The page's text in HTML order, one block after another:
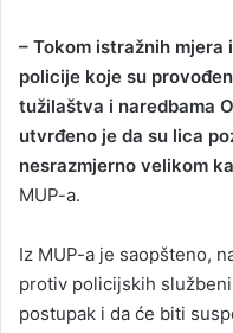
– Tokom istražnih
policije koje su
tužilaštva i naredbama
utvrđeno je da su lica
nesrazmjerno velikom
MUP-a.
Iz MUP-a je saopšteno,
protiv policijskih
postupak i da će biti